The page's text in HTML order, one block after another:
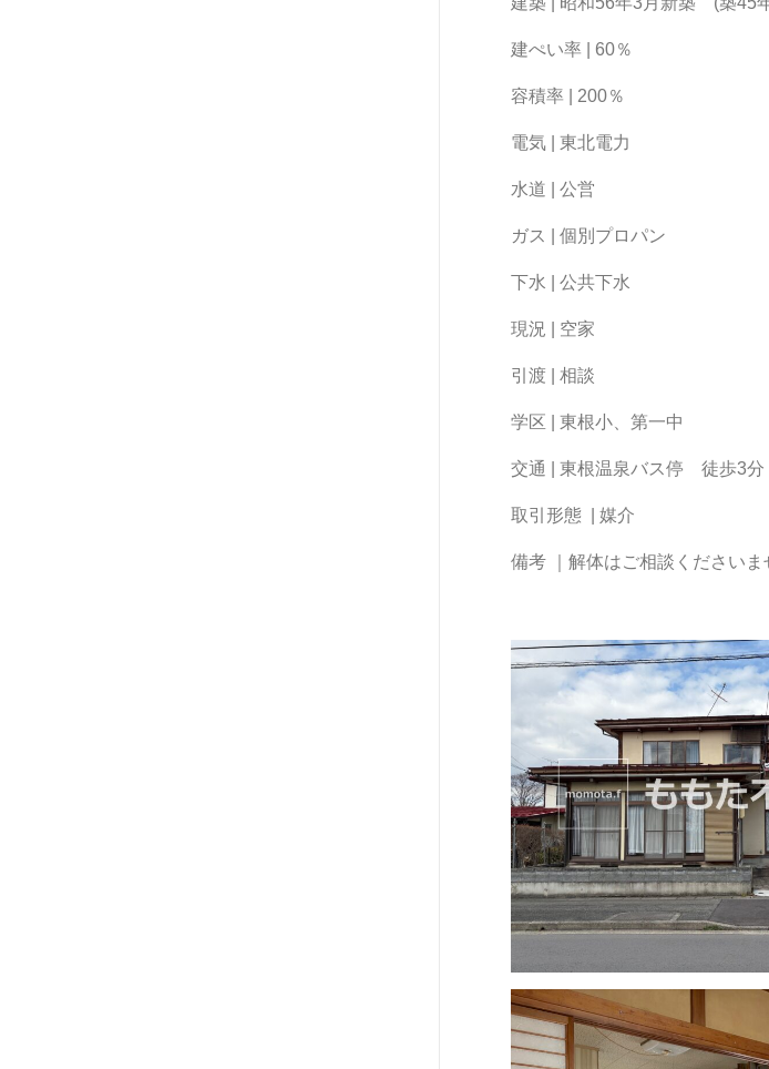
建ぺい率 | 60％
容積率 | 200％
電気 | 東北電力
水道 | 公営
ガス | 個別プロパン
下水 | 公共下水
現況 | 空家
引渡 | 相談
学区 | 東根小、第一中
交通 | 東根温泉バス停 徒歩3分
取引形態 | 媒介
備考 ｜解体はご相談くださいま